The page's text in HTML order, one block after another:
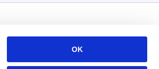
OK
Developers
Publisher Directory